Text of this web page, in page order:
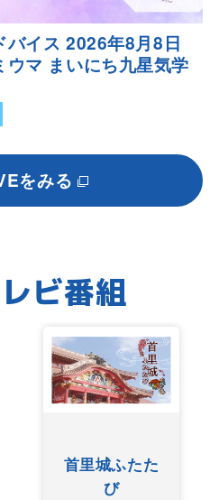
バイス 2026年8月8日
ウマ まいにち九星気学
をみる
ビ番組
首里城ふたた
び